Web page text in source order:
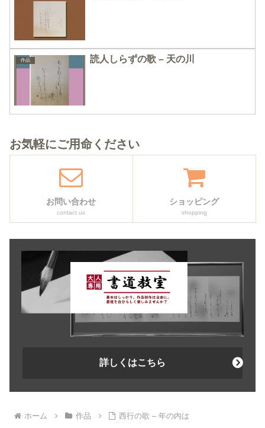
作品 読人しらずの歌 – 天の川
お気軽にご用命ください
お問い合わせ
contact us
ショッピング
shopping
詳しくはこちら
ホーム 作品 西行の歌 – 年の内は